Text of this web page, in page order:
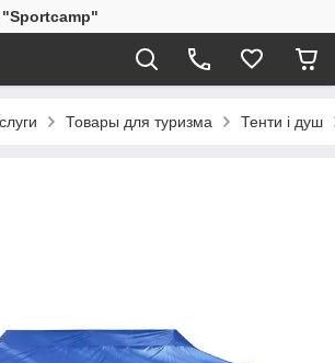
"Sportcamp"
Товары для туризма Тенти і душ